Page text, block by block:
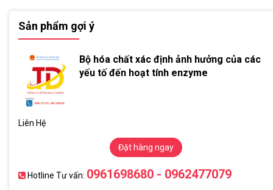
Sản phẩm gợi ý
Bộ hóa chất xác định ảnh hưởng của các
yếu tố đến hoạt tính enzyme
Liên Hệ
Đặt hàng ngay
Hotline Tư vấn: 0961698680 - 0962477079